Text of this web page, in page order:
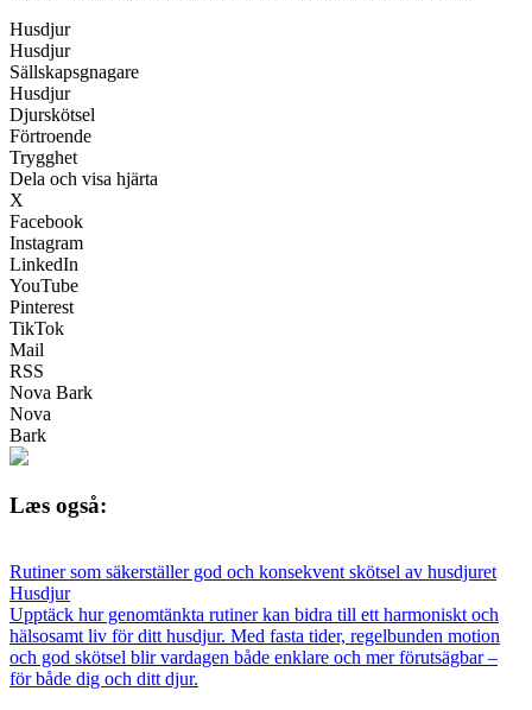
Husdjur
Husdjur
Sällskapsgnagare
Husdjur
Djurskötsel
Förtroende
Trygghet
Dela och visa hjärta
X
Facebook
Instagram
LinkedIn
YouTube
Pinterest
TikTok
Mail
RSS
Nova Bark
Nova
Bark
Læs også:
Rutiner som säkerställer god och konsekvent skötsel av husdjuret
Husdjur
Upptäck hur genomtänkta rutiner kan bidra till ett harmoniskt och
hälsosamt liv för ditt husdjur. Med fasta tider, regelbunden motion
och god skötsel blir vardagen både enklare och mer förutsägbar –
för både dig och ditt djur.